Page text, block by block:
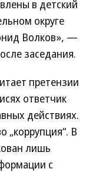
в детский
округе
Волков», —
заседания.
претензии
ответчик
действиях.
„коррупция“. В
лишь
с